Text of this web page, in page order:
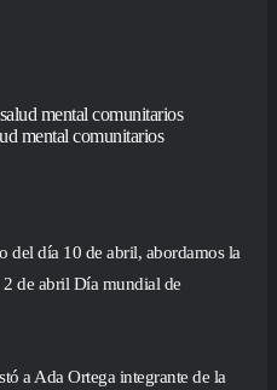
mental comunitarios
del día 10 de abril, abordamos la
de abril Día mundial de
a Ada Ortega integrante de la